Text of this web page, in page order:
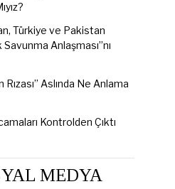
Türkiye ve Pakistan
Anlaşması”nı
Aslında Ne Anlama
Kontrolden Çıktı
MEDYA